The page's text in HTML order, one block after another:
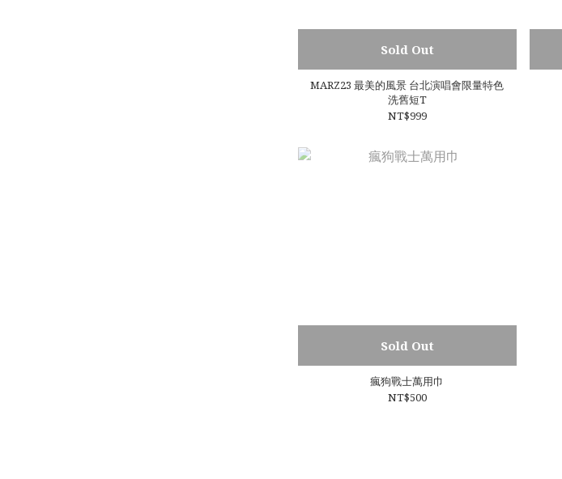
Sold Out
MARZ23 最美的風景 台北演唱會限量特色
洗舊短T
NT$999
Sold Out
瘋狗戰士萬用巾
NT$500